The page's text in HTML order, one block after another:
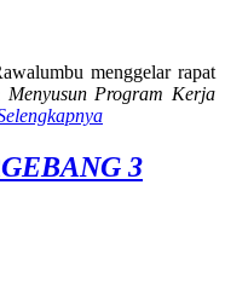
menggelar rapat
Menyusun Program Kerja
3